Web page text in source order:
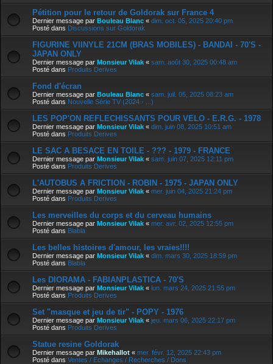
Pétition pour le retour de Goldorak sur France 4
Dernier message par Bouleau Blanc « dim. oct. 05, 2025 20:40 pm
Posté dans Discussions sur Goldorak
FIGURINE VIINYLE 21CM (BRAS MOBILES) - BANDAI - 70'S -
JAPAN ONLY
Dernier message par Monsieur Vilak « sam. août 30, 2025 00:48 am
Posté dans Produits Derives
Fond d'écran
Dernier message par Bouleau Blanc « sam. juil. 05, 2025 08:23 am
Posté dans Nouvelle Série TV (2024 - ...)
LES POP'ON REFLECHISSANTS POUR VELO - E.R.G. - 1978
Dernier message par Monsieur Vilak « dim. juin 08, 2025 10:51 am
Posté dans Produits Derives
LE SAC A BESACE EN TOILE - ??? - 1979 - FRANCE
Dernier message par Monsieur Vilak « sam. juin 07, 2025 12:11 pm
Posté dans Produits Derives
L'AUTOBUS A FRICTION - ROBIN - 1975 - JAPAN ONLY
Dernier message par Monsieur Vilak « mer. juin 04, 2025 21:24 pm
Posté dans Produits Derives
Les merveilles du corps et du cerveau humains
Dernier message par Monsieur Vilak « mer. avr. 02, 2025 12:55 pm
Posté dans Blabla
Les belles histoires d'amour, les vraies!!!!
Dernier message par Monsieur Vilak « dim. mars 30, 2025 18:59 pm
Posté dans Blabla
Les DIORAMA - FABIANPLASTICA - 70'S
Dernier message par Monsieur Vilak « lun. mars 24, 2025 21:55 pm
Posté dans Produits Derives
Set "masque et jeu de tir" - POPY - 1976
Dernier message par Monsieur Vilak « jeu. mars 06, 2025 22:17 pm
Posté dans Produits Derives
Statue resine Goldorak
Dernier message par Mikehallot « mer. févr. 12, 2025 22:43 pm
Posté dans Ventes / Echanges / Recherches / Dons